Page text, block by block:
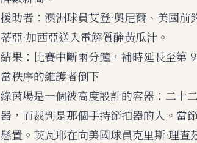
援助者：澳洲球員艾登·奧尼爾、美國
蒂亞·加西亞送入電解質醃黃瓜汁。
結果：比賽中斷兩分鐘，補時延長至第
當秩序的維護者倒下
綠茵場是一個被高度設計的容器：二十
器，而裁判是那個手持節拍器的人。當
懸置。茨瓦耶在向美國球員克里斯·理